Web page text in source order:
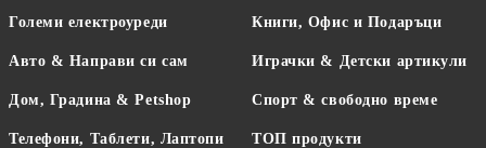
Големи електроуреди
Авто & Направи си сам
Дом, Градина & Petshop
Телефони, Таблети, Лаптопи
Книги, Офис и Подаръци
Играчки & Детски артикули
Спорт & свободно време
ТОП продукти